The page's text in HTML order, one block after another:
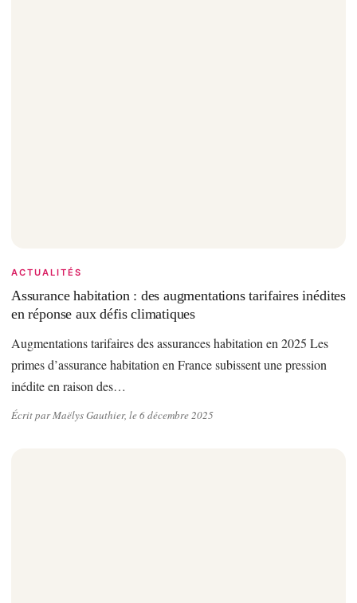
ACTUALITÉS
Assurance habitation : des augmentations tarifaires inédites
en réponse aux défis climatiques
Augmentations tarifaires des assurances habitation en 2025 Les
primes d’assurance habitation en France subissent une pression
inédite en raison des…
Écrit par Maëlys Gauthier, le 6 décembre 2025